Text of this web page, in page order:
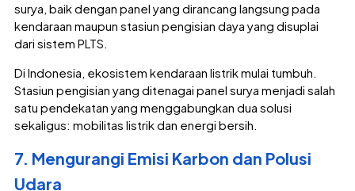
surya, baik dengan panel yang dirancang langsung pada
kendaraan maupun stasiun pengisian daya yang disuplai
dari sistem PLTS.
Di Indonesia, ekosistem kendaraan listrik mulai tumbuh.
Stasiun pengisian yang ditenagai panel surya menjadi salah
satu pendekatan yang menggabungkan dua solusi
sekaligus: mobilitas listrik dan energi bersih.
7. Mengurangi Emisi Karbon dan Polusi
Udara